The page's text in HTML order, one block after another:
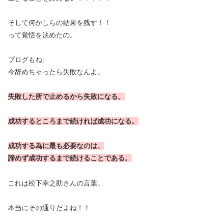
そして何かしらの結果を残す！！
って覚悟を決めたの。
ブログもね、
今辞めちゃったら失敗なんよ。
失敗した所で止めるから失敗になる。
成功するところまで続ければ成功になる。
成功する為に最も必要なのは、
諦めず成功するまで続けることである。
これは松下幸之助さんの言葉。
本当にその通りだよね！！